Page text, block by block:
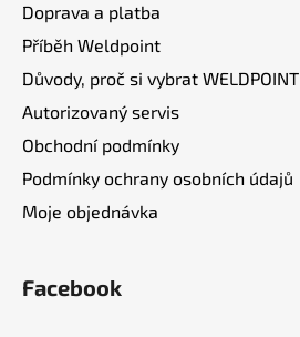
Doprava a platba
Příběh Weldpoint
Důvody, proč si vybrat WELDPOINT
Autorizovaný servis
Obchodní podmínky
Podmínky ochrany osobních údajů
Moje objednávka
Facebook